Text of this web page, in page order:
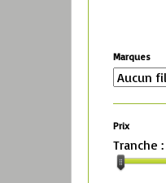
Marques
Prix
Tranche :